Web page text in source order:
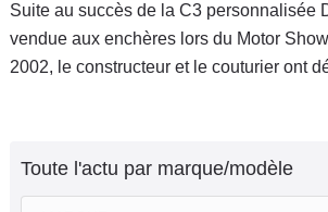
Suite au succès de la C3 personnalisée
vendue aux enchères lors du Motor
2002, le constructeur et le couturier ont
Toute l'actu par marque/modèle